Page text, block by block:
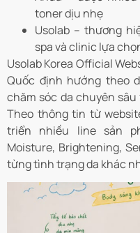
toner dịu nhẹ
Usolab – thương
spa và clinic lựa
Usolab Korea Official
Quốc định hướng theo
chăm sóc da chuyên
Theo thông tin từ
triển nhiều line sản
Moisture, Brightening,
từng tình trạng da khác